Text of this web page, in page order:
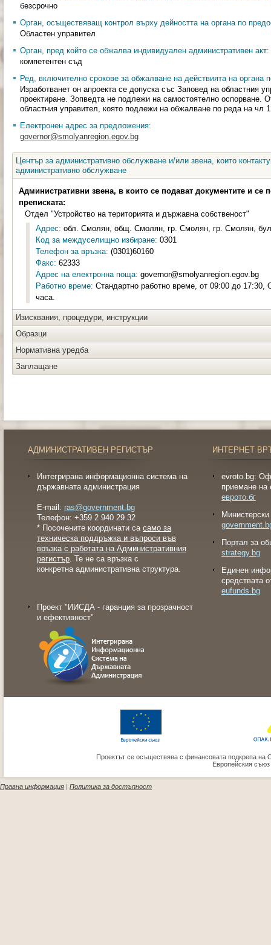
безсрочно
Орган, осъществяващ контрол върху дейността на органа по
Областен управител
Орган, пред който се обжалва индивидуален административен акт:
компетентен съд
Ред, включително срокове за обжалване на действията на органа
Изработванет он апроекта се допуска със Заповед на областния
проектиране. Зопведта не подлежи на самостоятелно оспорване.
областния управител, която подлежи на обжалване по реда на чл
Електронен адрес за предложения:
governor@smolyanregion.egov.bg
Център за административно обслужване и/или звена, които
административно обслужване
Административни звена, в които се подават документите и се
преписката:
Отдел "Устройство на територията и държавна собственост"
Адрес: обл. Смолян, общ. Смолян, гр. Смолян, гр. Смолян,
Код за междуселищно избиране: 0301
Телефон за връзка: (0301)60160
Факс: 62333
Адрес на електронна поща: governor@smolyanregion.egov.bg
Работно време: Стандартно работно време, от 09:00 до 17:30,
часа.
Изисквания, процедури, инструкции
Образци
Нормативна уредба
Заплащане
АДМИНИСТРАТИВЕН РЕГИСТЪР
Интегрирана информационна система на
държавната администрация
E-mail: ras@government.bg
Телефон: +359 2 940 29 32
* Посочените координати са само за
техническа поддръжка и въпроси във
връзка с работата на Административния
регистър. Те не са връзка с
конкретна административна структура.
Проект "ИИСДА - гаранция за прозрачност
и ефективност"
ИНТЕРНЕТ
evroto.bg:
приемане на
еврото.бг
Портал за
strategy.bg
Eдинен
средствата
eufunds.bg
Проектът се осъществява с финансовата подкрепа на
Европейския
Правна информация | Политика за достъпност